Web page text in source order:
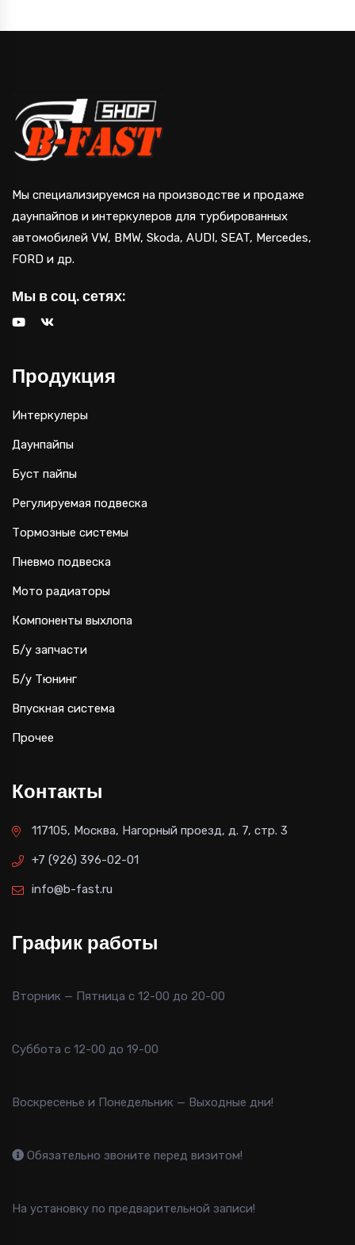
Мы специализируемся на производстве и продаже
даунпайпов и интеркулеров для турбированных
автомобилей VW, BMW, Skoda, AUDI, SEAT, Mercedes,
FORD и др.
Мы в соц. сетях:
Продукция
Интеркулеры
Даунпайпы
Буст пайпы
Регулируемая подвеска
Тормозные системы
Пневмо подвеска
Мото радиаторы
Компоненты выхлопа
Б/у запчасти
Б/у Тюнинг
Впускная система
Прочее
Контакты
117105, Москва, Нагорный проезд, д. 7, стр. 3
+7 (926) 396-02-01
info@b-fast.ru
График работы
Вторник — Пятница с 12-00 до 20-00
Суббота с 12-00 до 19-00
Воскресенье и Понедельник — Выходные дни!
Обязательно звоните перед визитом!
На установку по предварительной записи!